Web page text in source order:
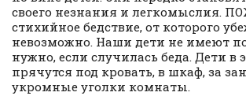
своего незнания и легкомыслия.
стихийное бедствие, от которого
невозможно. Наши дети не имеют
нужно, если случилась беда. Дети в
прячутся под кровать, в шкаф, за
укромные уголки комнаты.